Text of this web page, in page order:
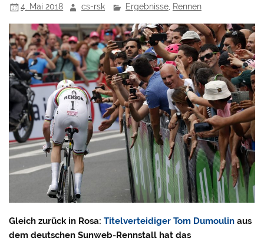
4. Mai 2018 cs-rsk Ergebnisse, Rennen
Gleich zurück in Rosa:Titelverteidiger Tom Dumoulin aus
dem deutschen Sunweb-Rennstall hat das